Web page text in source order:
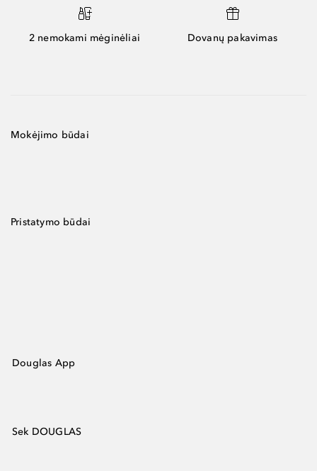
2 nemokami mėginėliai Dovanų pakavimas
Mokėjimo būdai
Pristatymo būdai
Douglas App
Sek DOUGLAS